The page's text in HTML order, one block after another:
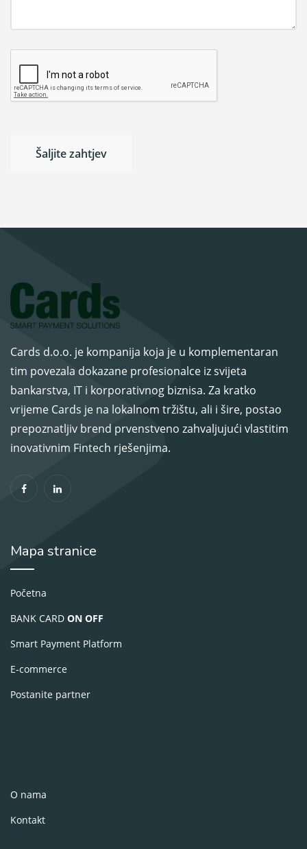
Šaljite zahtjev
Cards d.o.o. je kompanija koja je u komplementaran
tim povezala dokazane profesionalce iz svijeta
bankarstva, IT i korporativnog biznisa. Za kratko
vrijeme Cards je na lokalnom tržištu, ali i šire, postao
prepoznatljiv brend prvenstveno zahvaljujući vlastitim
inovativnim Fintech rješenjima.
Mapa stranice
Početna
BANK CARD ON OFF
Smart Payment Platform
E-commerce
Postanite partner
O nama
Kontakt